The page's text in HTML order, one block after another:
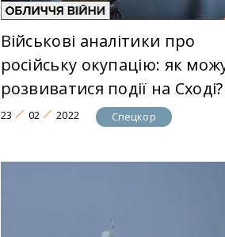
Військові аналітики про
російську окупацію: як
розвиватися події на Сході?
23 02 2022 Спецкор